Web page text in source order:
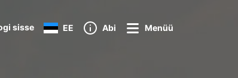
sisse EE Abi Menüü